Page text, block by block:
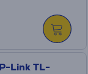
Link TL-